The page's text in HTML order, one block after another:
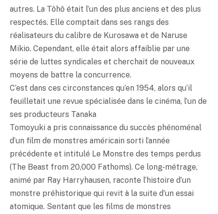
autres. La Tôhô était l’un des plus anciens et des plus
respectés. Elle comptait dans ses rangs des
réalisateurs du calibre de Kurosawa et de Naruse
Mikio. Cependant, elle était alors affaiblie par une
série de luttes syndicales et cherchait de nouveaux
moyens de battre la concurrence.
C’est dans ces circonstances qu’en 1954, alors qu’il
feuilletait une revue spécialisée dans le cinéma, l’un de
ses producteurs Tanaka
Tomoyuki a pris connaissance du succès phénoménal
d’un film de monstres américain sorti l’année
précédente et intitulé Le Monstre des temps perdus
(The Beast from 20,000 Fathoms). Ce long-métrage,
animé par Ray Harryhausen, raconte l’histoire d’un
monstre préhistorique qui revit à la suite d’un essai
atomique. Sentant que les films de monstres